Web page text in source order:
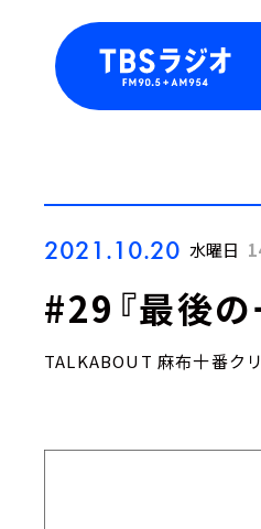
2021.10.20 水曜日
#29『最後の
TALKABOUT 麻布十番ク